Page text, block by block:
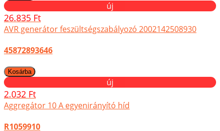
új
26.835 Ft
AVR generátor feszültségszabályozó 2002142508930
45872893646
új
2.032 Ft
Aggregátor 10 A egyenirányító híd
R1059910